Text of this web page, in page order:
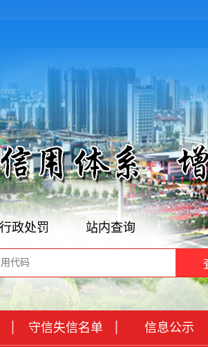
政处罚 站内查询
守信失信名单 信息公示